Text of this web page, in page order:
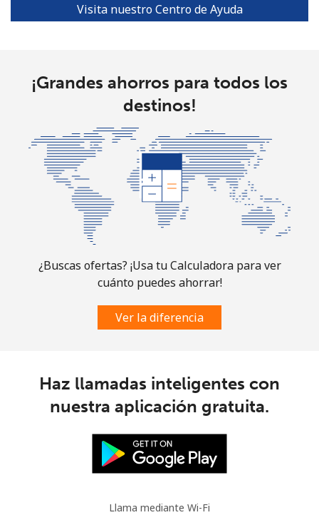
Visita nuestro Centro de Ayuda
¡Grandes ahorros para todos los
destinos!
¿Buscas ofertas? ¡Usa tu Calculadora para ver
cuánto puedes ahorrar!
Ver la diferencia
Haz llamadas inteligentes con
nuestra aplicación gratuita.
Llama mediante Wi-Fi